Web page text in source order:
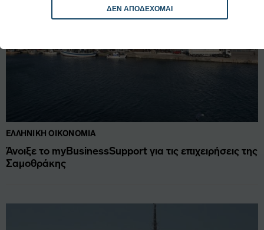
ΔΕΝ ΑΠΟΔΕΧΟΜΑΙ
ΕΛΛΗΝΙΚΉ ΟΙΚΟΝΟΜΊΑ
Άνοιξε το myBusinessSupport για τις επιχειρήσεις της
Σαμοθράκης